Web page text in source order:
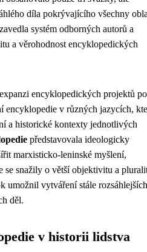
díla pokrývajícího všechny
systém odborných autorů a
a věrohodnost encyklopedických
encyklopedických projektů po
encyklopedie v různých jazycích,
a historické kontexty jednotlivých
představovala ideologicky
marxisticko-leninské myšlení,
se snažily o větší objektivitu a
umožnil vytváření stále
děl.
v historii lidstva